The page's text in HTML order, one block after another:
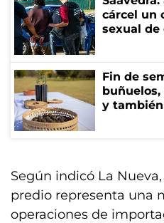
cárcel un
sexual de
Fin de
y
Según indicó La
predio representa una
operaciones de